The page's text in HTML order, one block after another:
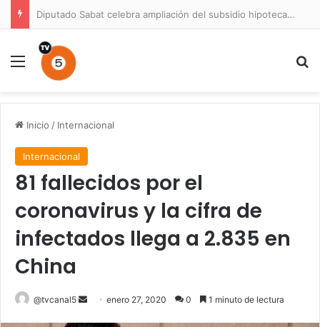
Diputado Sabat celebra ampliación del subsidio hipotecario con viviendas de hasta 6.000 UF
Menú
Inicio / Internacional
Internacional
81 fallecidos por el
coronavirus y la cifra de
infectados llega a 2.835 en
China
@tvcanal5
Sendenero 27, 2020 0 1 minuto de lectura